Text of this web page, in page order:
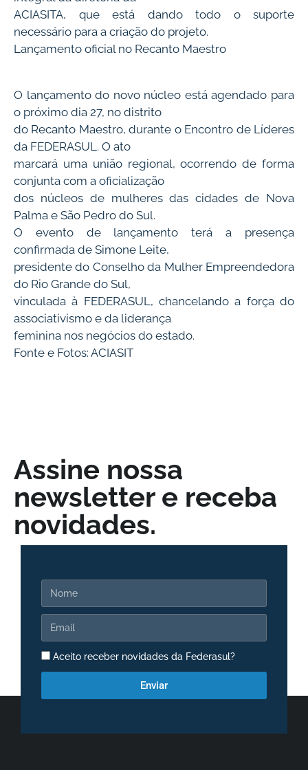
ACIASITA, que está dando todo o suporte
necessário para a criação do projeto.
Lançamento oficial no Recanto Maestro
O lançamento do novo núcleo está agendado para
o próximo dia 27, no distrito
do Recanto Maestro, durante o Encontro de Líderes
da FEDERASUL. O ato
marcará uma união regional, ocorrendo de forma
conjunta com a oficialização
dos núcleos de mulheres das cidades de Nova
Palma e São Pedro do Sul.
O evento de lançamento terá a presença
confirmada de Simone Leite,
presidente do Conselho da Mulher Empreendedora
do Rio Grande do Sul,
vinculada à FEDERASUL, chancelando a força do
associativismo e da liderança
feminina nos negócios do estado.
Fonte e Fotos: ACIASIT
Assine nossa
newsletter e receba
novidades.
Aceito receber novidades da Federasul?
Enviar